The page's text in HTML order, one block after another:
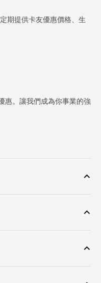
期提供卡友優惠價格、生
惠。讓我們成為你事業的強